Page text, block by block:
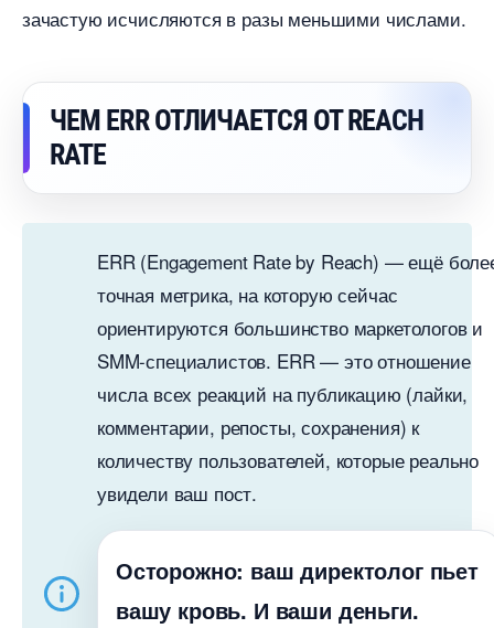
зачастую исчисляются в разы меньшими числами.
ЧЕМ ERR ОТЛИЧАЕТСЯ ОТ REACH
RATE
ERR (Engagement Rate by Reach) — ещё
точная метрика, на которую сейчас
ориентируются большинство маркетологов и
SMM-специалистов. ERR — это отношение
числа всех реакций на публикацию (лайки,
комментарии, репосты, сохранения) к
количеству пользователей, которые реально
увидели ваш пост.
Осторожно: ваш директолог пьет
ашу кровь. И ваши деньги.